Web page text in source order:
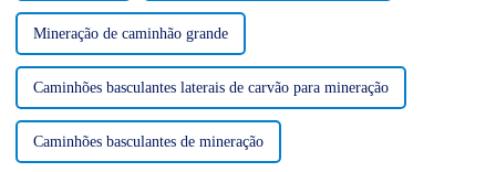
Mineração de caminhão grande
Caminhões basculantes laterais de carvão para mineração
Caminhões basculantes de mineração